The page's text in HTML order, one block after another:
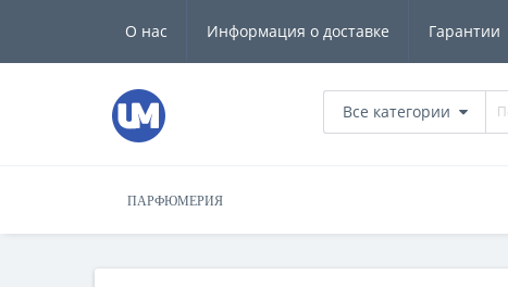
О нас Информация о доставке Гарантии
Все категории
ПАРФЮМЕРИЯ